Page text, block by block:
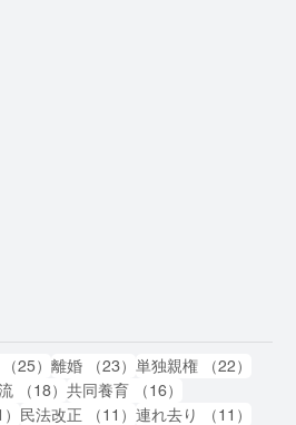
（25） 25件の記事
離婚 （23） 23件の記事
単独親権 （22）
事（18） 18件の記事
共同養育 （16）
11件の記事
民法改正 （11） 11件の記事
連れ去り （11）